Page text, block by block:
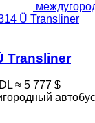
Ü Transliner
Transliner
≈ 5 777 $
автобус